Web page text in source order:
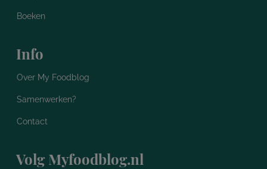
Boeken
Info
Over My Foodblog
Samenwerken?
Contact
Volg Myfoodblog.nl